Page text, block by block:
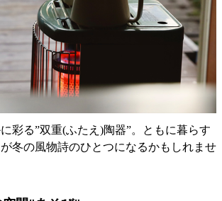
彩る”双重(ふたえ)陶器”。ともに暮らす
冬の風物詩のひとつになるかもしれませ